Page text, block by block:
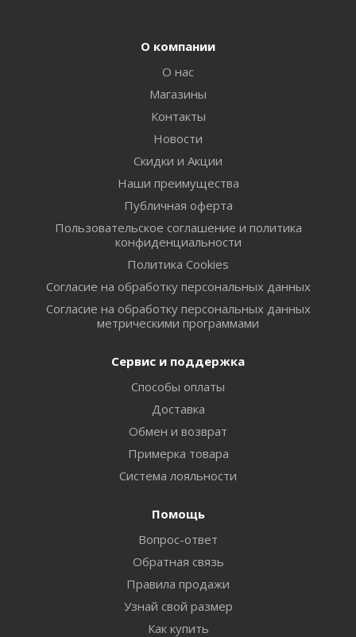
О компании
О нас
Магазины
Контакты
Новости
Скидки и Акции
Наши преимущества
Публичная оферта
Пользовательское соглашение и политика
конфиденциальности
Политика Cookies
Согласие на обработку персональных данных
Согласие на обработку персональных данных
метрическими программами
Сервис и поддержка
Способы оплаты
Доставка
Обмен и возврат
Примерка товара
Система лояльности
Помощь
Вопрос-ответ
Обратная связь
Правила продажи
Узнай свой размер
Как купить